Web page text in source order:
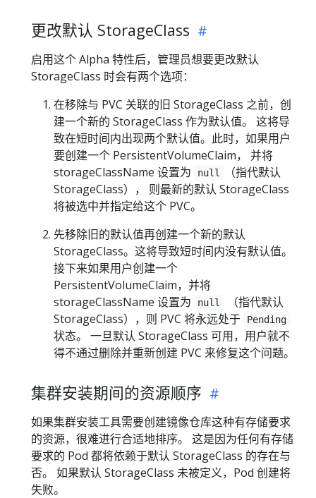
更改默认 StorageClass
启用这个 Alpha 特性后，管理员想要更改默认
StorageClass 时会有两个选项：
在移除与 PVC 关联的旧 StorageClass 之前，创
建一个新的 StorageClass 作为默认值。 这将导
致在短时间内出现两个默认值。此时，如果用户
要创建一个 PersistentVolumeClaim， 并将
storageClassName 设置为
null
（指代默认
StorageClass）， 则最新的默认 StorageClass
将被选中并指定给这个 PVC。
先移除旧的默认值再创建一个新的默认
StorageClass。这将导致短时间内没有默认值。
接下来如果用户创建一个
PersistentVolumeClaim，并将
storageClassName 设置为
null
（指代默认
StorageClass），则 PVC 将永远处于
Pending
状态。 一旦默认 StorageClass 可用，用户就不
得不通过删除并重新创建 PVC 来修复这个问题。
集群安装期间的资源顺序
如果集群安装工具需要创建镜像仓库这种有存储要求
的资源，很难进行合适地排序。 这是因为任何有存储
要求的 Pod 都将依赖于默认 StorageClass 的存在与
否。 如果默认 StorageClass 未被定义，Pod 创建将
失败。